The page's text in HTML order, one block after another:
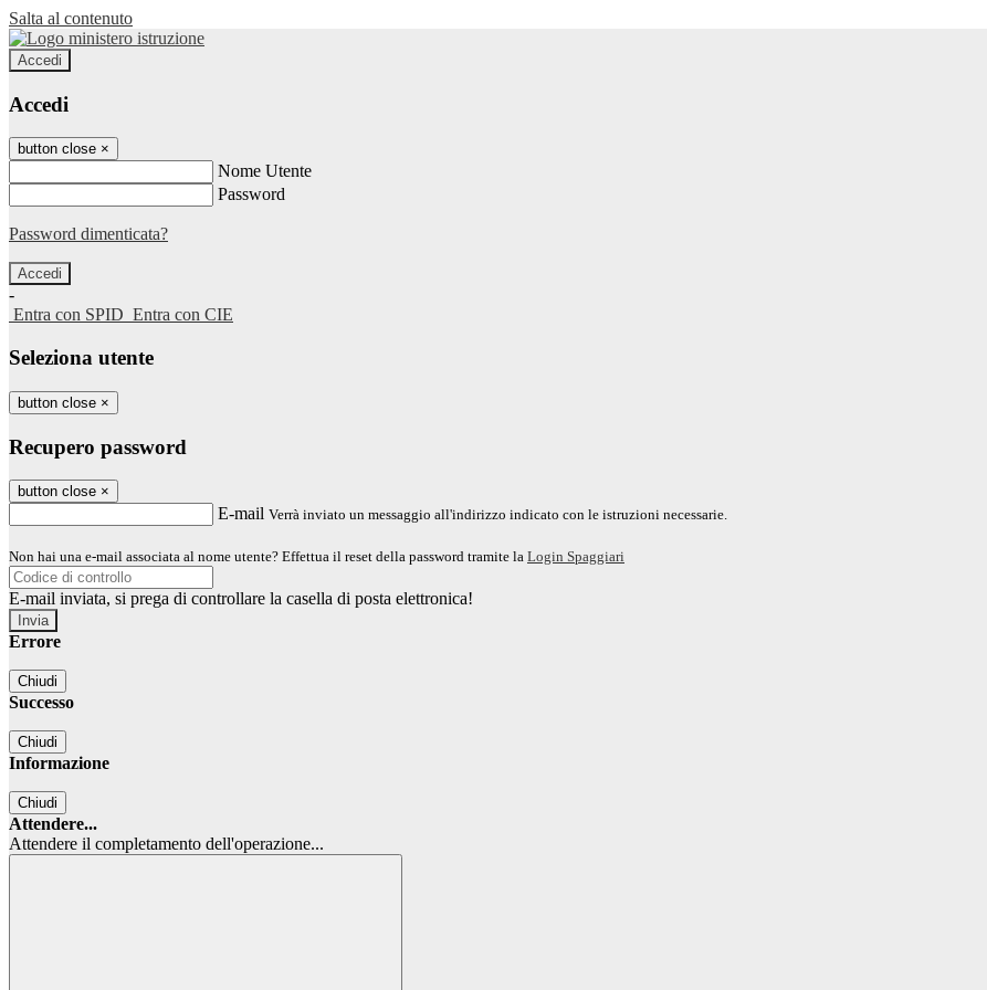
Salta al contenuto
Accedi
Accedi
button close ×
Nome Utente
Password
Password dimenticata?
-
Entra con SPID Entra con CIE
Seleziona utente
button close ×
Recupero password
button close ×
E-mail Verrà inviato un messaggio all'indirizzo indicato con le istruzioni necessarie.
Non hai una e-mail associata al nome utente? Effettua il reset della password tramite la Login Spaggiari
E-mail inviata, si prega di controllare la casella di posta elettronica!
Errore
Chiudi
Successo
Chiudi
Informazione
Chiudi
Attendere...
Attendere il completamento dell'operazione...